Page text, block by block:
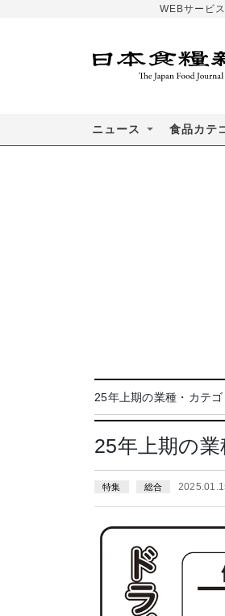
WEBサービス
ニュース 食品カテ
25年上期の業種・カテ
25年上期の
特集 総合